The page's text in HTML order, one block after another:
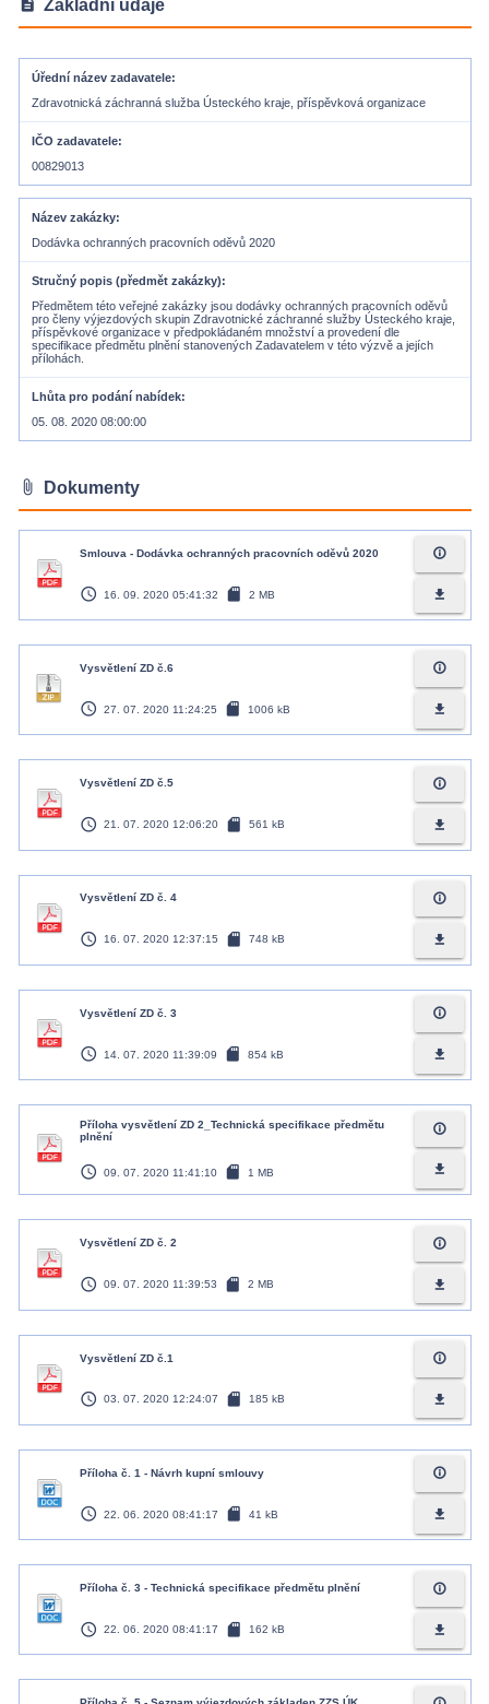
Základní údaje
Úřední název zadavatele
Zdravotnická záchranná služba Ústeckého kraje, příspěvková organizace
IČO zadavatele
00829013
Název zakázky
Dodávka ochranných pracovních oděvů 2020
Stručný popis (předmět zakázky)
Předmětem této veřejné zakázky jsou dodávky ochranných pracovních oděvů
pro členy výjezdových skupin Zdravotnické záchranné služby Ústeckého kraje,
příspěvkové organizace v předpokládaném množství a provedení dle
specifikace předmětu plnění stanovených Zadavatelem v této výzvě a jejích
přílohách.
Lhůta pro podání nabídek
05. 08. 2020 08:00:00
attach_file Dokumenty
Smlouva - Dodávka ochranných pracovních oděvů 2020
access_time 16. 09. 2020 05:41:32 sd_card 2 MB
info_outline
file_download
Vysvětlení ZD č.6
access_time 27. 07. 2020 11:24:25 sd_card 1006 kB
info_outline
file_download
Vysvětlení ZD č.5
access_time 21. 07. 2020 12:06:20 sd_card 561 kB
info_outline
file_download
Vysvětlení ZD č. 4
access_time 16. 07. 2020 12:37:15 sd_card 748 kB
info_outline
file_download
Vysvětlení ZD č. 3
access_time 14. 07. 2020 11:39:09 sd_card 854 kB
info_outline
file_download
Příloha vysvětlení ZD 2_Technická specifikace předmětu
plnění
access_time 09. 07. 2020 11:41:10 sd_card 1 MB
info_outline
file_download
Vysvětlení ZD č. 2
access_time 09. 07. 2020 11:39:53 sd_card 2 MB
info_outline
file_download
Vysvětlení ZD č.1
access_time 03. 07. 2020 12:24:07 sd_card 185 kB
info_outline
file_download
Příloha č. 1 - Návrh kupní smlouvy
access_time 22. 06. 2020 08:41:17 sd_card 41 kB
info_outline
file_download
Příloha č. 3 - Technická specifikace předmětu plnění
access_time 22. 06. 2020 08:41:17 sd_card 162 kB
info_outline
file_download